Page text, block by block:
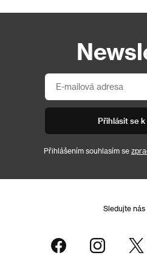
Přihlásit se
Přihlášením souhlasím se
Sledujte nás